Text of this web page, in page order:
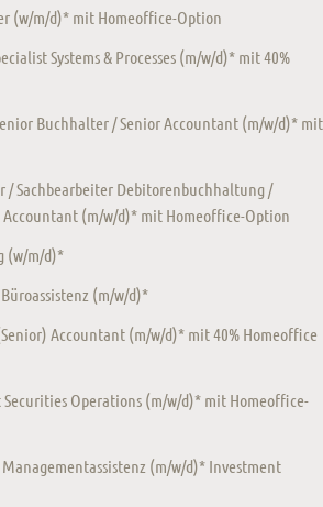
(w/m/d)* mit Homeoffice-Option
Systems & Processes (m/w/d)* mit 40%
Buchhalter / Senior Accountant (m/w/d)* mit
/ Sachbearbeiter Debitorenbuchhaltung /
Accountant (m/w/d)* mit Homeoffice-Option
(w/m/d)*
(m/w/d)*
Accountant (m/w/d)* mit 40% Homeoffice
Operations (m/w/d)* mit Homeoffice-
Managementassistenz (m/w/d)* Investment